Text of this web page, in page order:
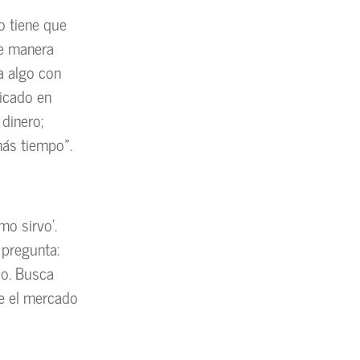
tiene que
algo con
en
tiempo».
sirvo’.
Busca
el mercado